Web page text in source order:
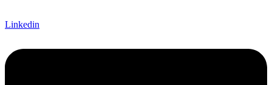
Linkedin